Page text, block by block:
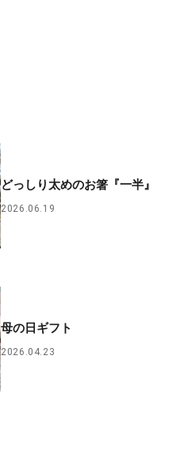
どっしり太めのお箸『一半』
2026.06.19
母の日ギフト
2026.04.23